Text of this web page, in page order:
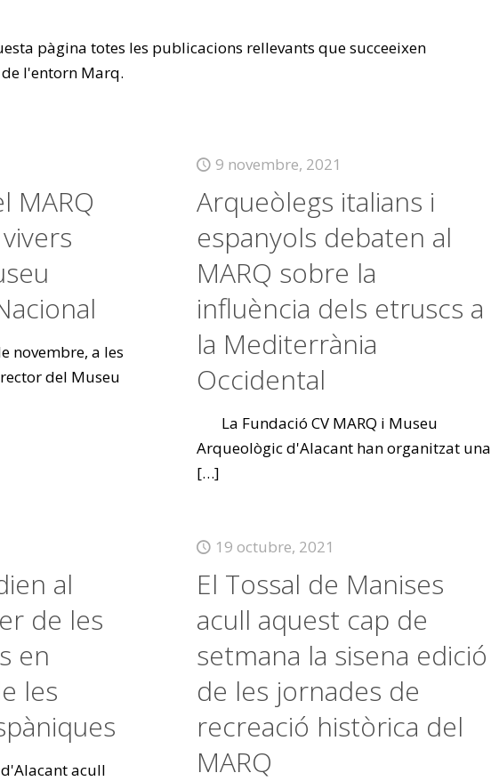
pàgina totes les publicacions rellevants que succeeixen
l'entorn Marq.
MARQ
novembre, a les
del Museu
9 novembre, 2021
Arqueòlegs italians i
espanyols debaten al
MARQ sobre la
influència dels etruscs a
la Mediterrània
Occidental
La Fundació CV MARQ i Museu
Arqueològic d'Alacant han organitzat una
[…]
al
de les
en
les
acull
19 octubre, 2021
El Tossal de Manises
acull aquest cap de
setmana la sisena edició
de les jornades de
recreació històrica del
MARQ